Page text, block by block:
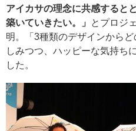
アイカサの理念に共感すると
築いていきたい。」
とプロジ
明。「3種類のデザインから
しみつつ、ハッピーな気持ち
した。